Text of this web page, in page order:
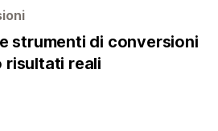
e strumenti di conversioni
risultati reali